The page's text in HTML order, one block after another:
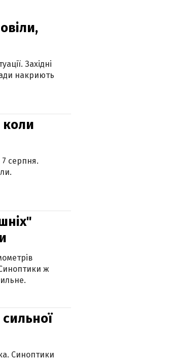
Західні
накриють
коли
7 серпня.
ж
Синоптики